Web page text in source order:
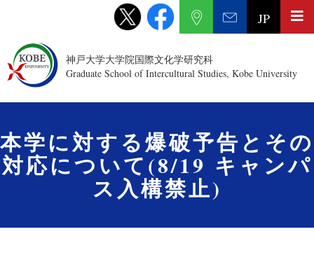
神戸大学大学院国際文化学研究科
Graduate School of Intercultural Studies, Kobe University
JP
本学に対する爆破予告とその
対応について(8/19 キャンパ
ス入構禁止)